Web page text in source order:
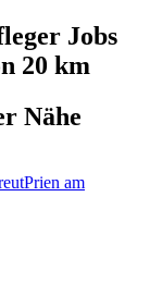
Jobs
20 km
Nähe
Prien am